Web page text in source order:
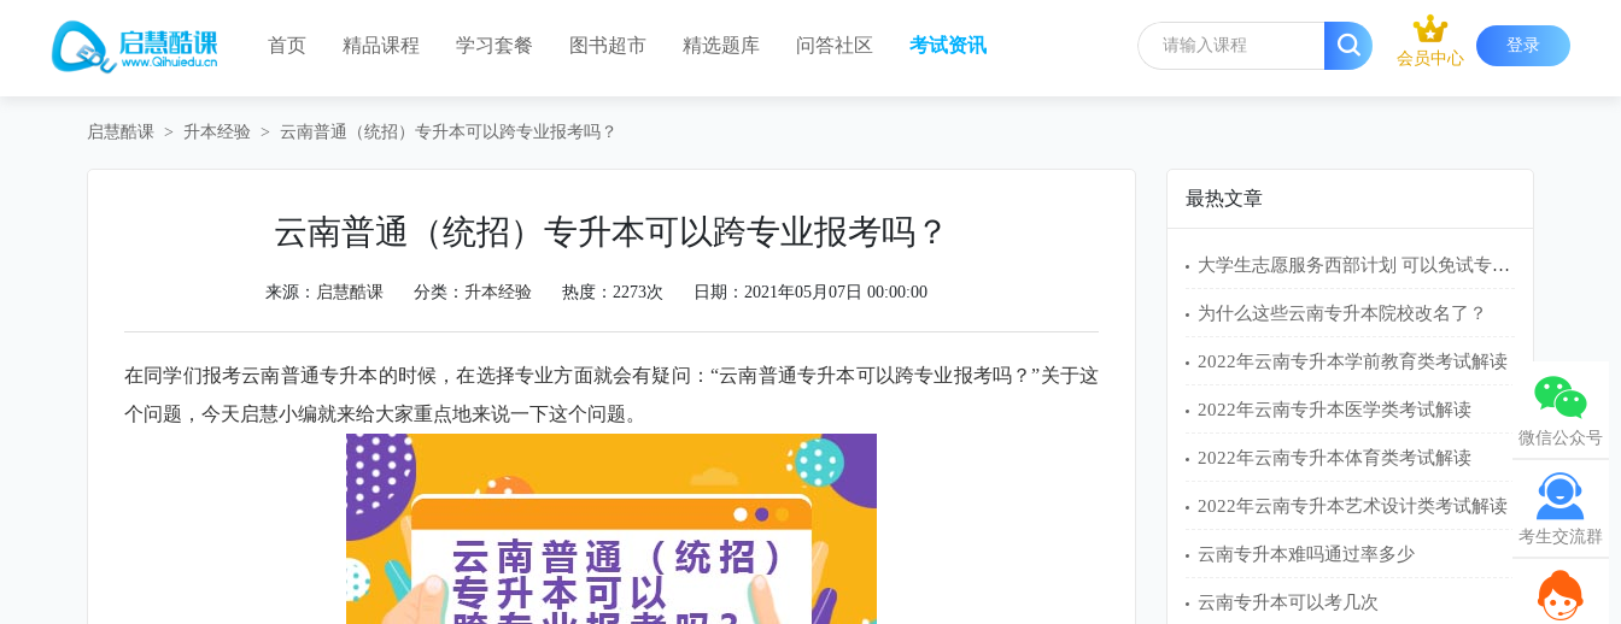
首页 精品课程 学习套餐 图书超市 精选题库 问答社区 考试资讯
会员中心
登录
启慧酷课 > 升本经验 > 云南普通（统招）专升本可以跨专业报考吗？
云南普通（统招）专升本可以跨专业报考吗？
来源： 启慧酷课 分类： 升本经验 热度：2273次 日期：2021年05月07日 00:00:00
在同学们报考云南普通专升本的时候，在选择专业方面就会有疑问：“云南普通专升本可以跨专业报考吗？”关于这
个问题，今天启慧小编就来给大家重点地来说一下这个问题。
最热文章
大学生志愿服务西部计划 可以免试专升本吗？
为什么这些云南专升本院校改名了？
2022年云南专升本学前教育类考试解读
2022年云南专升本医学类考试解读
2022年云南专升本体育类考试解读
2022年云南专升本艺术设计类考试解读
云南专升本难吗通过率多少
云南专升本可以考几次
微信公众号
考生交流群